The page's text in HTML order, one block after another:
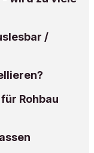
/
Rohbau